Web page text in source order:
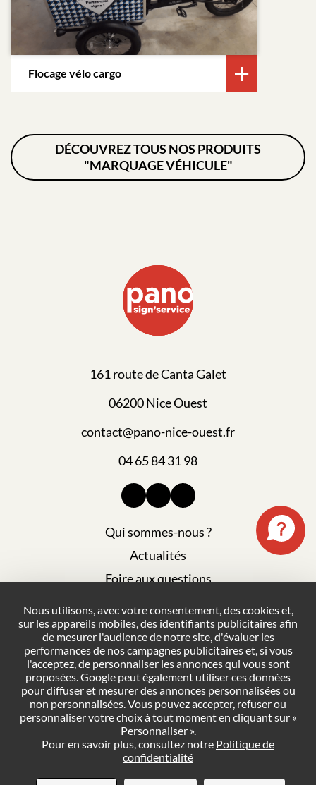
Flocage vélo cargo
DÉCOUVREZ TOUS NOS PRODUITS
"MARQUAGE VÉHICULE"
161 route de Canta Galet
06200 Nice Ouest
contact@pano-nice-ouest.fr
04 65 84 31 98
Qui sommes-nous ?
Actualités
Foire aux questions
Plan du site
Politique de confidentialité
Conditions générales de vente
Gestion des cookies
NOUS CONTACTER
DEMANDER UN DEVIS
Nous utilisons, avec votre consentement, des cookies et,
sur les appareils mobiles, des identifiants publicitaires afin
de mesurer l'audience de notre site, d'évaluer les
performances de nos campagnes publicitaires et, si vous
l'acceptez, de personnaliser les annonces qui vous sont
proposées. Google peut également utiliser ces données
pour diffuser et mesurer des annonces personnalisées ou
non personnalisées. Vous pouvez accepter, refuser ou
personnaliser votre choix à tout moment en cliquant sur «
Personnaliser ».
Pour en savoir plus, consultez notre Politique de
confidentialité